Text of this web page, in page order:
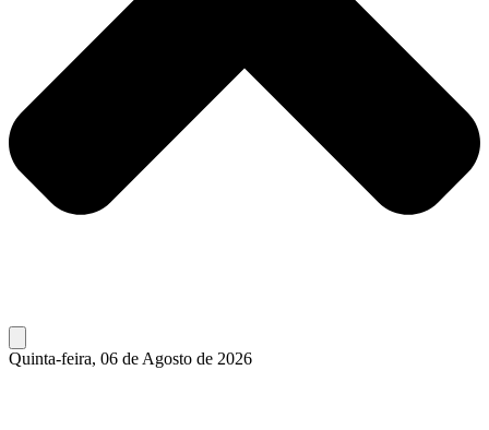
Quinta-feira, 06 de Agosto de 2026